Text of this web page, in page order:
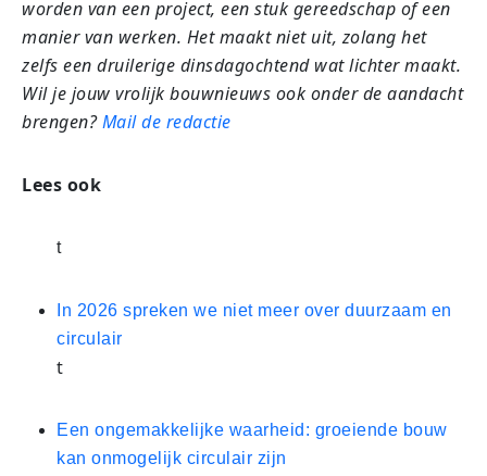
worden van een project, een stuk gereedschap of een
manier van werken. Het maakt niet uit, zolang het
zelfs een druilerige dinsdagochtend wat lichter maakt.
Wil je jouw vrolijk bouwnieuws ook onder de aandacht
brengen?Mail de redactie
Lees ook
t
In 2026 spreken we niet meer over duurzaam en
circulair
t
Een on­ge­mak­ke­lij­ke waarheid: groeiende bouw
kan onmogelijk circulair zijn